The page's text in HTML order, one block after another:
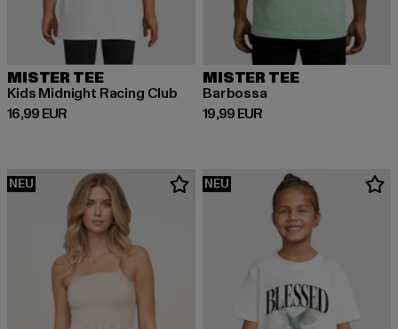
MISTER TEE
Kids Midnight Racing Club
16,99 EUR
Derzeitiger Preis: 16,99 EUR
MISTER TEE
Barbossa
19,99 EUR
Derzeitiger Preis: 19,99 EUR
NEU NEU